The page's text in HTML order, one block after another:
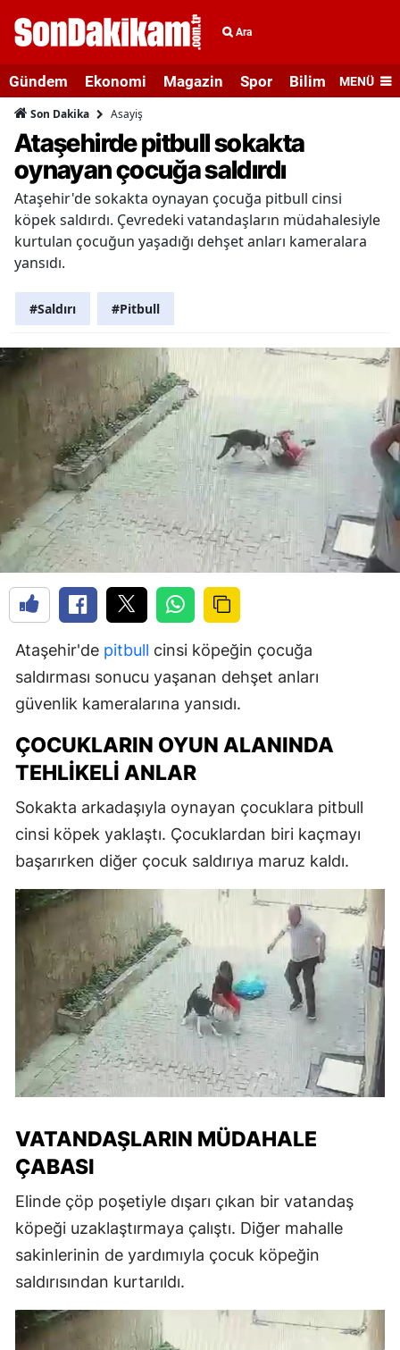
Ara
Gündem Ekonomi Magazin Spor Bilim veMENÜ
Son Dakika Asayiş
Ataşehirde pitbull sokakta
oynayan çocuğa saldırdı
Ataşehir'de sokakta oynayan çocuğa pitbull cinsi
köpek saldırdı. Çevredeki vatandaşların müdahalesiyle
kurtulan çocuğun yaşadığı dehşet anları kameralara
yansıdı.
#Saldırı #Pitbull
Ataşehir'de pitbull cinsi köpeğin çocuğa
saldırması sonucu yaşanan dehşet anları
güvenlik kameralarına yansıdı.
ÇOCUKLARIN OYUN ALANINDA
TEHLIKELI ANLAR
Sokakta arkadaşıyla oynayan çocuklara pitbull
cinsi köpek yaklaştı. Çocuklardan biri kaçmayı
başarırken diğer çocuk saldırıya maruz kaldı.
VATANDAŞLARIN MÜDAHALE
ÇABASI
Elinde çöp poşetiyle dışarı çıkan bir vatandaş
köpeği uzaklaştırmaya çalıştı. Diğer mahalle
sakinlerinin de yardımıyla çocuk köpeğin
saldırısından kurtarıldı.